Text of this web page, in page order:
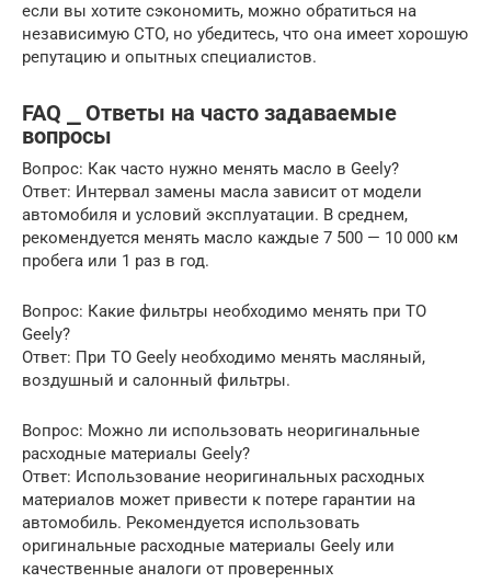
если вы хотите сэкономить, можно обратиться на
независимую СТО, но убедитесь, что она имеет хорошую
репутацию и опытных специалистов.
FAQ ⎯ Ответы на часто задаваемые
вопросы
Вопрос: Как часто нужно менять масло в Geely?
Ответ: Интервал замены масла зависит от модели
автомобиля и условий эксплуатации. В среднем,
рекомендуется менять масло каждые 7 500 — 10 000 км
пробега или 1 раз в год.
Вопрос: Какие фильтры необходимо менять при ТО
Geely?
Ответ: При ТО Geely необходимо менять масляный,
воздушный и салонный фильтры.
Вопрос: Можно ли использовать неоригинальные
расходные материалы Geely?
Ответ: Использование неоригинальных расходных
материалов может привести к потере гарантии на
автомобиль. Рекомендуется использовать
оригинальные расходные материалы Geely или
качественные аналоги от проверенных